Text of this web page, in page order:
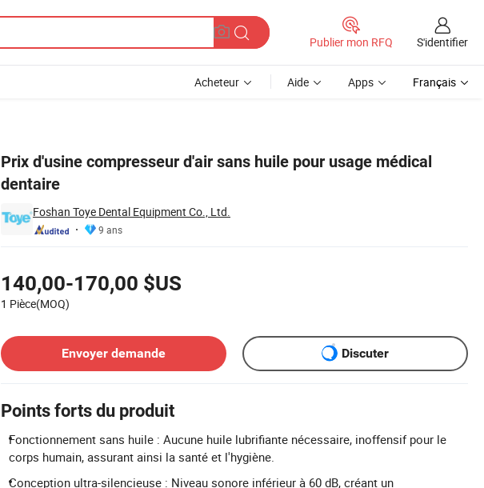
Publier mon RFQ S'identifier
Acheteur Aide Apps Français
Prix d'usine compresseur d'air sans huile pour usage médical
dentaire
Foshan Toye Dental Equipment Co., Ltd.
9 ans
140,00-170,00 $US
1 Pièce(MOQ)
Envoyer demande
Discuter
Points forts du produit
Fonctionnement sans huile : Aucune huile lubrifiante nécessaire, inoffensif pour le
corps humain, assurant ainsi la santé et l'hygiène.
Conception ultra-silencieuse : Niveau sonore inférieur à 60 dB, créant un